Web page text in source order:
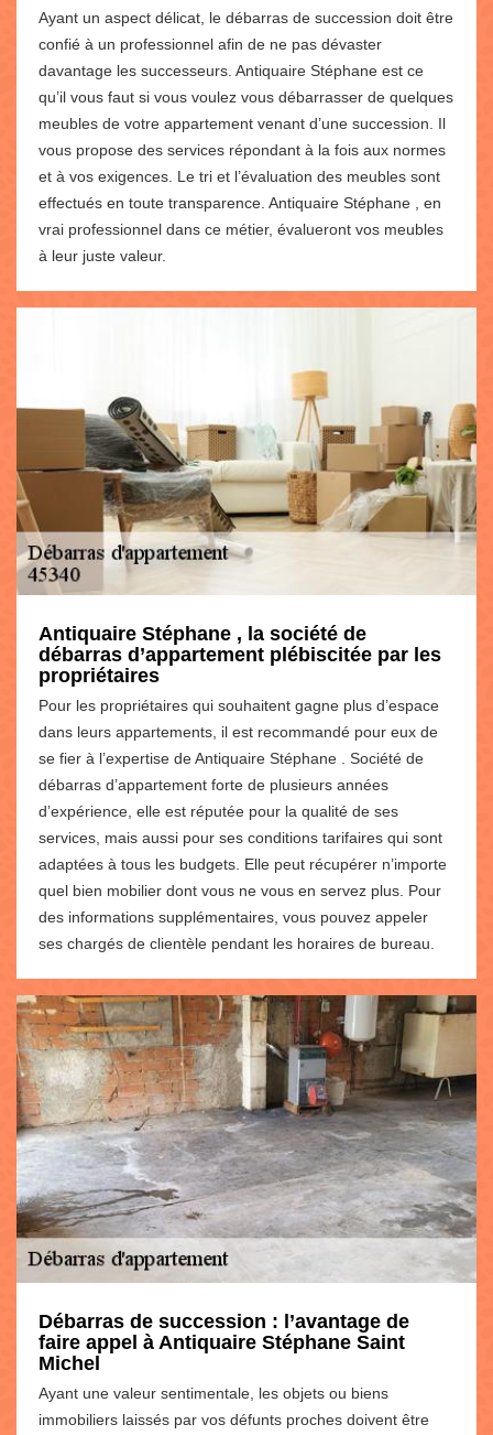
Ayant un aspect délicat, le débarras de succession doit être
confié à un professionnel afin de ne pas dévaster
davantage les successeurs. Antiquaire Stéphane est ce
qu’il vous faut si vous voulez vous débarrasser de quelques
meubles de votre appartement venant d’une succession. Il
vous propose des services répondant à la fois aux normes
et à vos exigences. Le tri et l’évaluation des meubles sont
effectués en toute transparence. Antiquaire Stéphane , en
vrai professionnel dans ce métier, évalueront vos meubles
à leur juste valeur.
Antiquaire Stéphane , la société de
débarras d’appartement plébiscitée par les
propriétaires
Pour les propriétaires qui souhaitent gagne plus d’espace
dans leurs appartements, il est recommandé pour eux de
se fier à l’expertise de Antiquaire Stéphane . Société de
débarras d’appartement forte de plusieurs années
d’expérience, elle est réputée pour la qualité de ses
services, mais aussi pour ses conditions tarifaires qui sont
adaptées à tous les budgets. Elle peut récupérer n’importe
quel bien mobilier dont vous ne vous en servez plus. Pour
des informations supplémentaires, vous pouvez appeler
ses chargés de clientèle pendant les horaires de bureau.
Débarras de succession : l’avantage de
faire appel à Antiquaire Stéphane Saint
Michel
Ayant une valeur sentimentale, les objets ou biens
immobiliers laissés par vos défunts proches doivent être